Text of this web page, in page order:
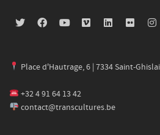
Place d'Hautrage, 6 | 7334 Saint-
+32 4 91 64 13 42
contact@transcultures.be